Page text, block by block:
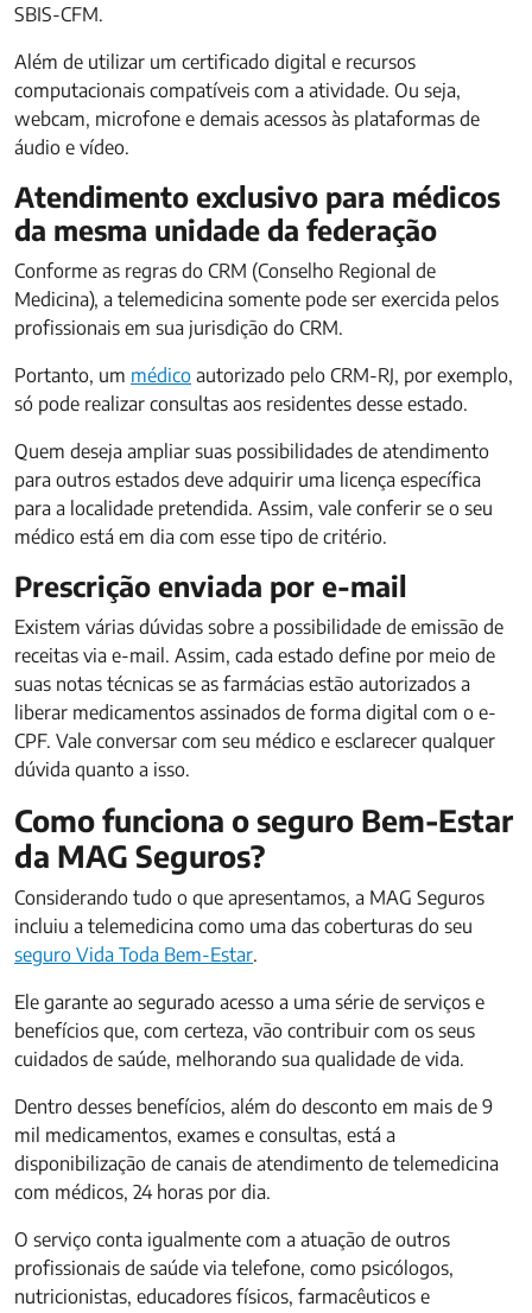
SBIS-CFM.
Além de utilizar um certificado digital e recursos
computacionais compatíveis com a atividade. Ou seja,
webcam, microfone e demais acessos às plataformas de
áudio e vídeo.
Atendimento exclusivo para médicos
da mesma unidade da federação
Conforme as regras do CRM (Conselho Regional de
Medicina), a telemedicina somente pode ser exercida pelos
profissionais em sua jurisdição do CRM.
Portanto, um médico autorizado pelo CRM-RJ, por exemplo,
só pode realizar consultas aos residentes desse estado.
Quem deseja ampliar suas possibilidades de atendimento
para outros estados deve adquirir uma licença específica
para a localidade pretendida. Assim, vale conferir se o seu
médico está em dia com esse tipo de critério.
Prescrição enviada por e-mail
Existem várias dúvidas sobre a possibilidade de emissão de
receitas via e-mail. Assim, cada estado define por meio de
suas notas técnicas se as farmácias estão autorizados a
liberar medicamentos assinados de forma digital com o e-
CPF. Vale conversar com seu médico e esclarecer qualquer
dúvida quanto a isso.
Como funciona o seguro Bem-Estar
da MAG Seguros?
Considerando tudo o que apresentamos, a MAG Seguros
incluiu a telemedicina como uma das coberturas do seu
seguro Vida Toda Bem-Estar.
Ele garante ao segurado acesso a uma série de serviços e
benefícios que, com certeza, vão contribuir com os seus
cuidados de saúde, melhorando sua qualidade de vida.
Dentro desses benefícios, além do desconto em mais de 9
mil medicamentos, exames e consultas, está a
disponibilização de canais de atendimento de telemedicina
com médicos, 24 horas por dia.
O serviço conta igualmente com a atuação de outros
profissionais de saúde via telefone, como psicólogos,
nutricionistas, educadores físicos, farmacêuticos e